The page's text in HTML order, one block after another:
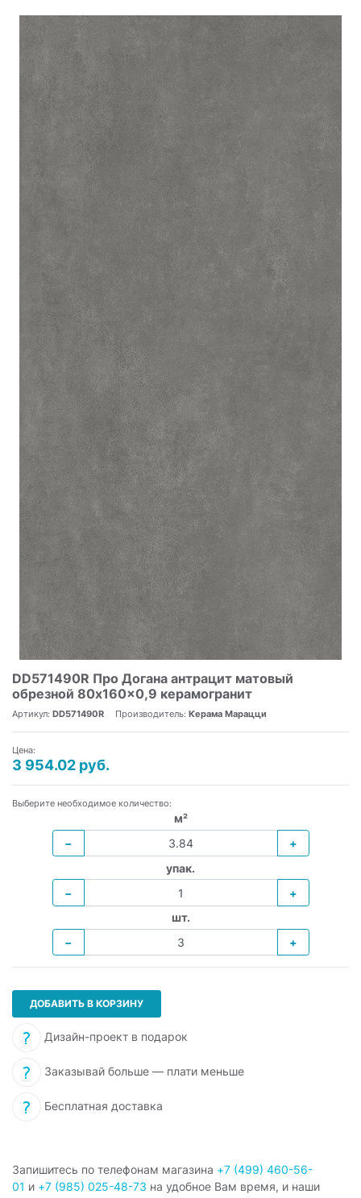
DD571490R Про Догана антрацит матовый
обрезной 80x160x0,9 керамогранит
Артикул: DD571490R Производитель: Керама Марацци
Цена:
3 954.02 руб.
Выберите необходимое количество:
м²
−
+
упак.
−
+
шт.
−
+
ДОБАВИТЬ В КОРЗИНУ
Дизайн-проект в подарок
Заказывай больше — плати меньше
Бесплатная доставка
Запишитесь по телефонам магазина +7 (499) 460-56-
01 и +7 (985) 025-48-73 на удобное Вам время, и наши